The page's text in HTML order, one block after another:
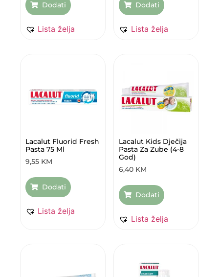
Dodati
Lista želja
Dodati
Lista želja
Lacalut Fluorid Fresh
Pasta 75 Ml
9,55 KM
Dodati
Lista želja
Lacalut Kids Dječija
Pasta Za Zube (4-8
God)
6,40 KM
Dodati
Lista želja